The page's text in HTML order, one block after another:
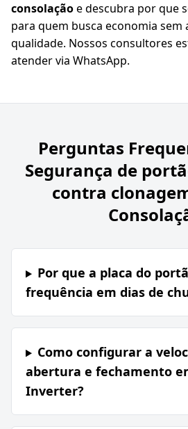
consolaçãoe descubra por que
para quem busca economia sem
qualidade. Nossos consultores
atender via WhatsApp.
Perguntas
Segurança de
contra
Por que a placa do
frequência em dias de
Como configurar a
abertura e fechamento
Inverter?